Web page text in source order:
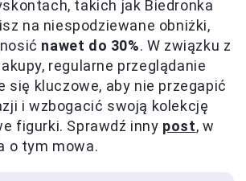
takich jak Biedronka
na niespodziewane obniżki,
nawet do 30%. W związku z
regularne przeglądanie
kluczowe, aby nie przegapić
i wzbogacić swoją kolekcję
figurki. Sprawdź inny post, w
o tym mowa.